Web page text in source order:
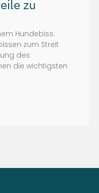
zu
Hundebiss.
zum Streit
des
die wichtigsten